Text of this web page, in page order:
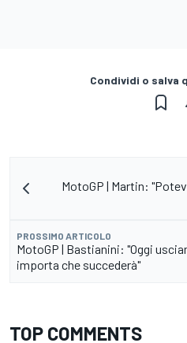
Condividi o salva
MotoGP | Martin:
PROSSIMO ARTICOLO
MotoGP | Bastianini: "Oggi
importa che succederà"
TOP COMMENTS